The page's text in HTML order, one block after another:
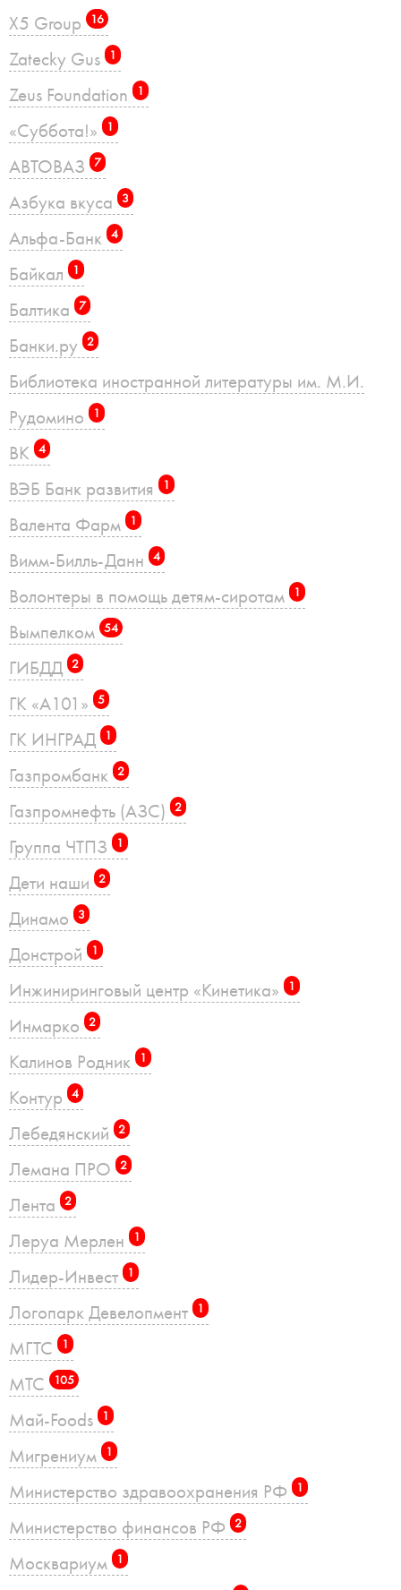
X5 Group 16
Zatecky Gus 1
Zeus Foundation 1
«Суббота!» 1
АВТОВАЗ 7
Азбука вкуса 3
Альфа-Банк 4
Байкал 1
Балтика 7
Банки.ру 2
Библиотека иностранной литературы им. М.И.
Рудомино
1
ВК 4
ВЭБ Банк развития 1
Валента Фарм 1
Вимм-Билль-Данн 4
Волонтеры в помощь детям-сиротам 1
Вымпелком 54
ГИБДД 2
ГК «А101» 5
ГК ИНГРАД 1
Газпромбанк 2
Газпромнефть (АЗС) 2
Группа ЧТПЗ 1
Дети наши 2
Динамо 3
Донстрой 1
Инжиниринговый центр «Кинетика» 1
Инмарко 2
Калинов Родник 1
Контур 4
Лебедянский 2
Лемана ПРО 2
Лента 2
Леруа Мерлен 1
Лидер-Инвест 1
Логопарк Девелопмент 1
МГТС 1
МТС 105
Май-Foods 1
Мигрениум 1
Министерство здравоохранения РФ 1
Министерство финансов РФ 2
Москвариум 1